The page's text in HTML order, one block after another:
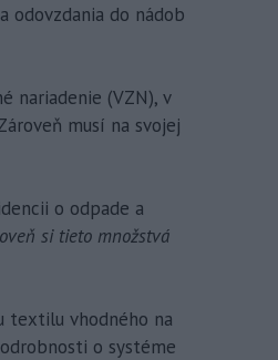
odovzdania do nádob
nariadenie (VZN), v
musí na svojej
o odpade a
si tieto množstvá
textilu vhodného na
o systéme